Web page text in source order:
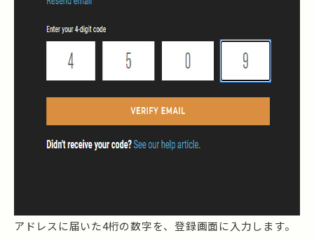
アドレスに届いた4桁の数字を、登録画面に入力します。